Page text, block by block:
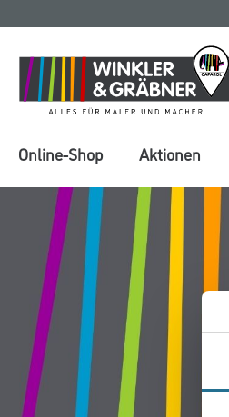
springen
springen
Online-Shop Aktionen